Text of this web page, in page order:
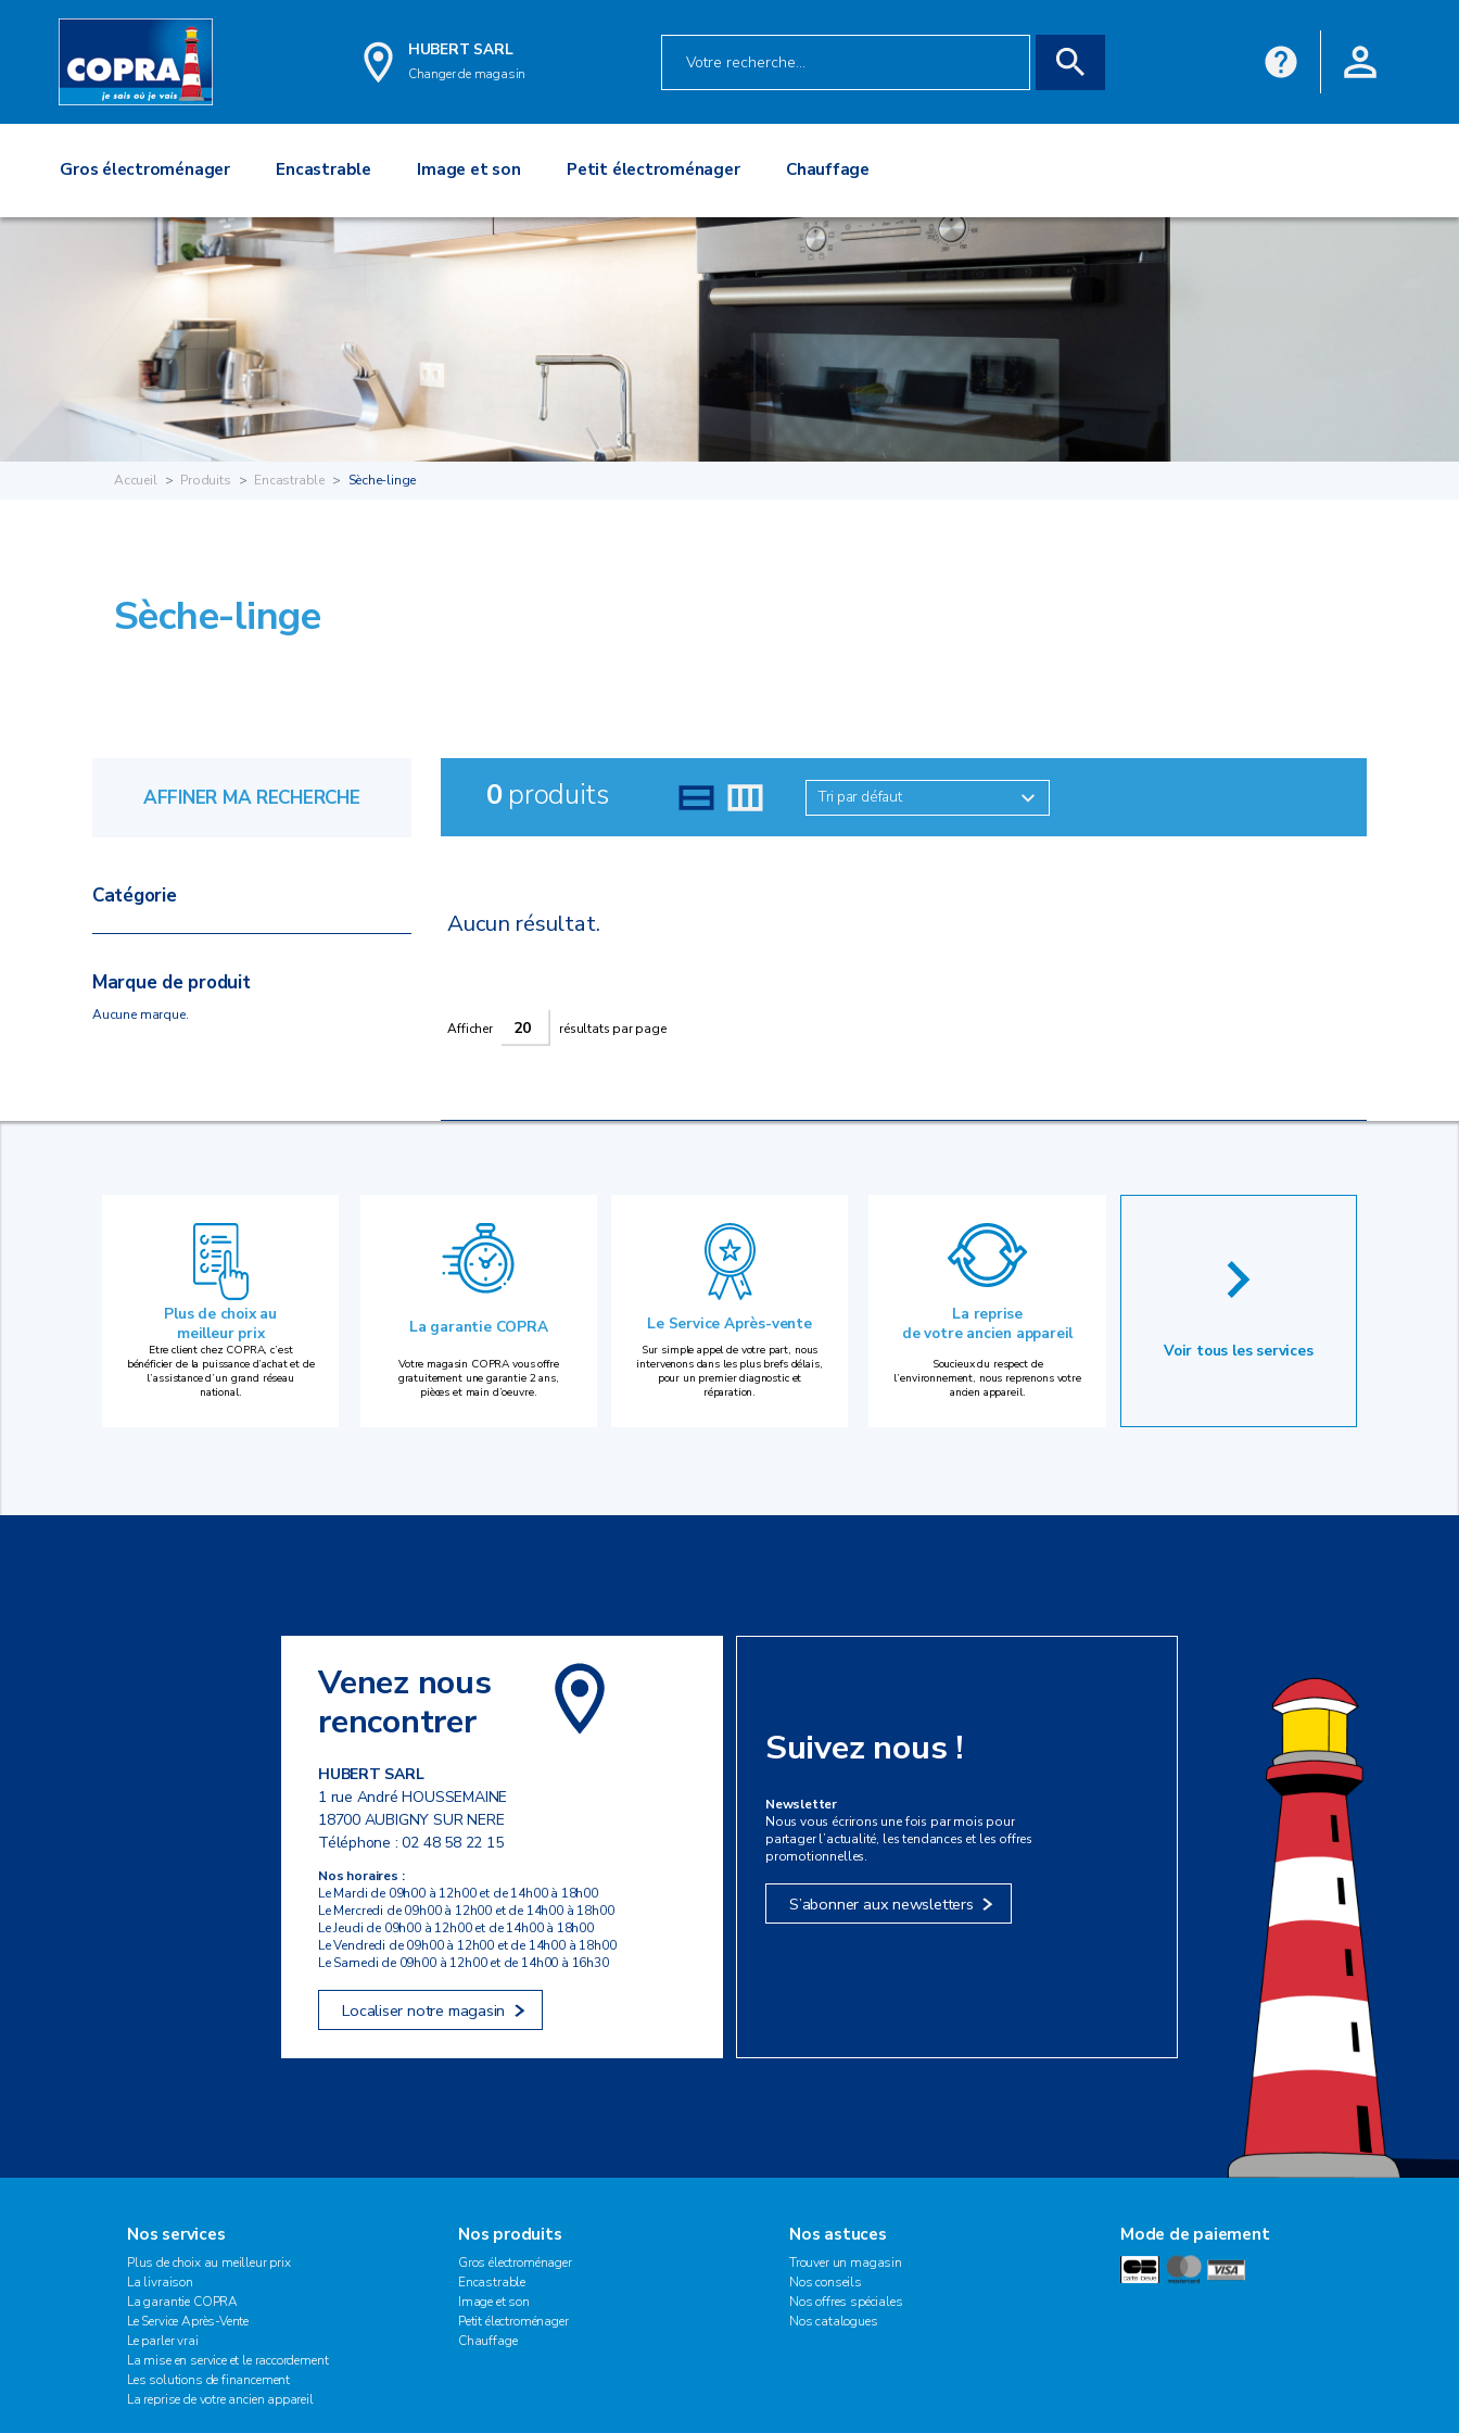
HUBERT SARL
Changer de magasin
Gros électroménager Encastrable Image et son Petit électroménager Chauffage
Accueil Produits Encastrable Sèche-linge
Sèche-linge
AFFINER MA RECHERCHE
Catégorie
Marque de produit
Aucune marque.
0produits Tri par défaut
Aucun résultat.
Afficher résultats par page
Plus de choix au
meilleur prix
Etre client chez COPRA, c’est
bénéficier de la puissance d’achat et de
l’assistance d’un grand réseau
national.
La garantie COPRA
Votre magasin COPRA vous offre
gratuitement une garantie 2 ans,
pièces et main d’oeuvre.
Le Service Après-vente
Sur simple appel de votre part, nous
intervenons dans les plus brefs délais,
pour un premier diagnostic et
réparation.
La reprise
de votre ancien appareil
Soucieux du respect de
l’environnement, nous reprenons votre
ancien appareil.
Voir tous les services
Venez nous
rencontrer
HUBERT SARL
1 rue André HOUSSEMAINE
18700 AUBIGNY SUR NERE
Téléphone :02 48 58 22 15
Nos horaires :
Le Mardi de 09h00 à 12h00 et de 14h00 à 18h00
Le Mercredi de 09h00 à 12h00 et de 14h00 à 18h00
Le Jeudi de 09h00 à 12h00 et de 14h00 à 18h00
Le Vendredi de 09h00 à 12h00 et de 14h00 à 18h00
Le Samedi de 09h00 à 12h00 et de 14h00 à 16h30
Localiser notre magasin
Suivez nous !
Newsletter
Nous vous écrirons une fois par mois pour
partager l’actualité, les tendances et les offres
promotionnelles.
S’abonner aux newsletters
Nos services
Plus de choix au meilleur prix
La livraison
La garantie COPRA
Le Service Après-Vente
Le parler vrai
La mise en service et le raccordement
Les solutions de financement
La reprise de votre ancien appareil
Nos produits
Gros électroménager
Encastrable
Image et son
Petit électroménager
Chauffage
Nos astuces
Trouver un magasin
Nos conseils
Nos offres spéciales
Nos catalogues
Mode de paiement